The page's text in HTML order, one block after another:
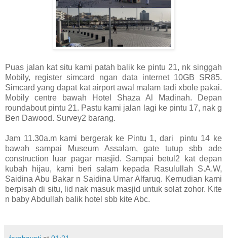
Puas jalan kat situ kami patah balik ke pintu 21, nk singgah
Mobily, register simcard ngan data internet 10GB SR85.
Simcard yang dapat kat airport awal malam tadi xbole pakai.
Mobily centre bawah Hotel Shaza Al Madinah. Depan
roundabout pintu 21. Pastu kami jalan lagi ke pintu 17, nak g
Ben Dawood. Survey2 barang.
Jam 11.30a.m kami bergerak ke Pintu 1, dari pintu 14 ke
bawah sampai Museum Assalam, gate tutup sbb ade
construction luar pagar masjid. Sampai betul2 kat depan
kubah hijau, kami beri salam kepada Rasulullah S.A.W,
Saidina Abu Bakar n Saidina Umar Alfaruq. Kemudian kami
berpisah di situ, lid nak masuk masjid untuk solat zohor. Kite
n baby Abdullah balik hotel sbb kite Abc.